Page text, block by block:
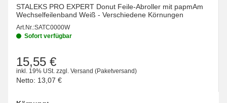
STALEKS PRO EXPERT Donut Feile-Abroller mit papmAm
Wechselfeilenband Weiß - Verschiedene Körnungen
Art.Nr.:SATC0000W
Sofort verfügbar
15,55 €
inkl. 19% USt. zzgl. Versand (Paketversand)
Netto: 13,07 €